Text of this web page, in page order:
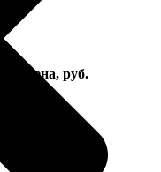
Цена, руб.